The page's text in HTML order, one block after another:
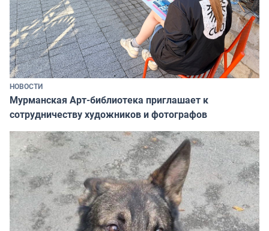
НОВОСТИ
Мурманская Арт-библиотека приглашает к
сотрудничеству художников и фотографов